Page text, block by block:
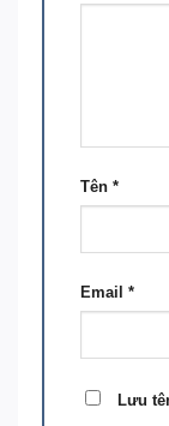
Tên *
Email *
Lưu